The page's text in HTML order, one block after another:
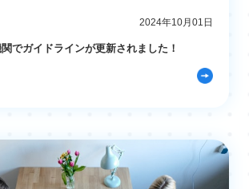
2024年10月01日
でガイドラインが更新されました！